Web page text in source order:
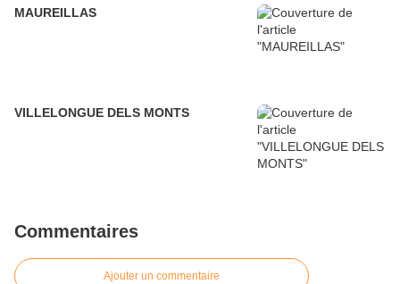
MAUREILLAS
VILLELONGUE DELS MONTS
Commentaires
Ajouter un commentaire